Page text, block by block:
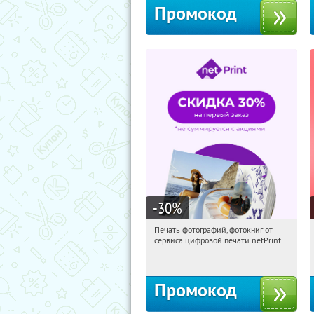
Промокод
-30%
05:57:39 Получили:
Печать фотографий, фотокниг от
сервиса цифровой печати netPrint
Промокод